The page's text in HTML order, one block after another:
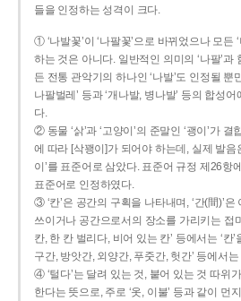
들을 인정하는 성격이 크다.
① ‘나발꽃’이 ‘나팔꽃’으로 바뀌었으나 모든
하는 것은 아니다. 일반적인 의미의 ‘나팔’과
든 전통 관악기의 하나인 ‘나발’도 인정될 뿐
나팔벌레’ 등과 ‘개나발, 병나발’ 등의 합성
다.
② 동물 ‘삵’과 ‘고양이’의 준말인 ‘괭이’가 결
에 따라 [삭꽹이]가 되어야 하는데, 실제 발음
이’를 표준어로 삼았다. 표준어 규정 제26항
표준어로 인정하였다.
③ ‘칸’은 공간의 구획을 나타내며, ‘간(間)’
쓰이거나 공간으로서의 장소를 가리키는 접
칸, 한 칸 벌리다, 비어 있는 칸’ 등에서는 ‘칸
구간, 방앗간, 외양간, 푸줏간, 헛간’ 등에서는
④ ‘털다’는 달려 있는 것, 붙어 있는 것 따위
한다는 뜻으로, 주로 ‘옷, 이불’ 등과 같이 먼